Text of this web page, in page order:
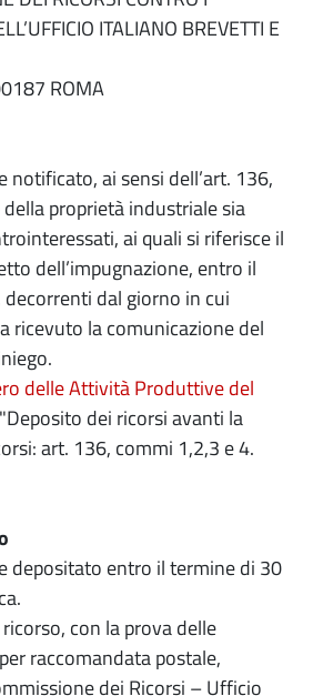
ITALIANO BREVETTI E
ROMA
notificato, ai sensi dell’art. 136,
proprietà industriale sia
ai quali si riferisce il
dell’impugnazione, entro il
dal giorno in cui
ricevuto la comunicazione del
delle Attività Produttive del
"Deposito dei ricorsi avanti la
art. 136, commi 1,2,3 e 4.
depositato entro il termine di 30
con la prova delle
raccomandata postale,
dei Ricorsi – Ufficio